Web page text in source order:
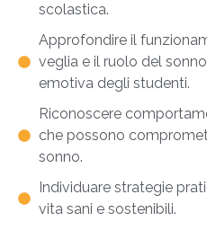
scolastica.
Approfondire il
veglia e il ruolo del
emotiva degli studenti.
Riconoscere
che possono
sonno.
Individuare strategie
vita sani e sostenibili.